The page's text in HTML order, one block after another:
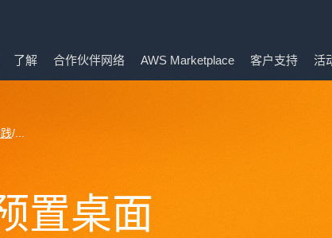
了解 合作伙伴网络 AWS Marketplace 客户支持 活
/...
置桌面